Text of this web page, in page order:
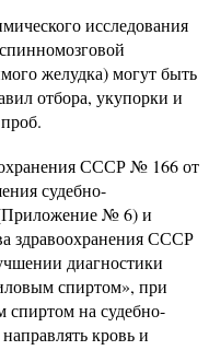
исследования
желудка) могут быть
отбора, укупорки и
СССР № 166 от
судебно-
№ 6) и
здравоохранения СССР
диагностики
спиртом», при
спиртом на судебно-
кровь и